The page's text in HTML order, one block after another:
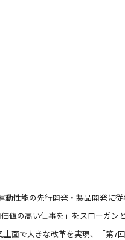
性能の先行開発・製品開発に
値の高い仕事を」をスローガン
面で大きな改革を実現、「第7